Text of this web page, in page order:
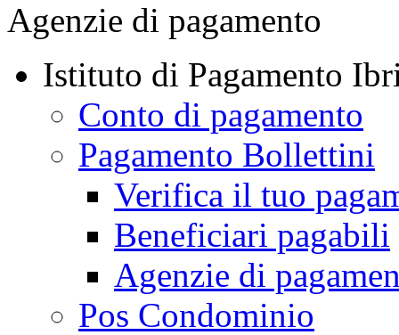
Agenzie di pagamento
Istituto di Pagamento
Conto di pagamento
Pagamento Bollettini
Verifica il tuo
Beneficiari pagabili
Agenzie di
Pos Condominio